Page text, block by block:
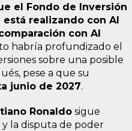
el Fondo de Inversión
está realizando con Al
con Al
habría profundizado el
sobre una posible
pese a que su
junio de 2027.
Ronaldo sigue
la disputa de poder